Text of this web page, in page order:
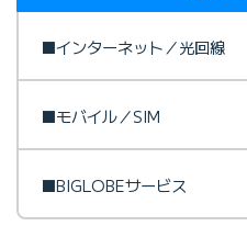
■インターネット／光回線
■モバイル／SIM
■BIGLOBEサービス